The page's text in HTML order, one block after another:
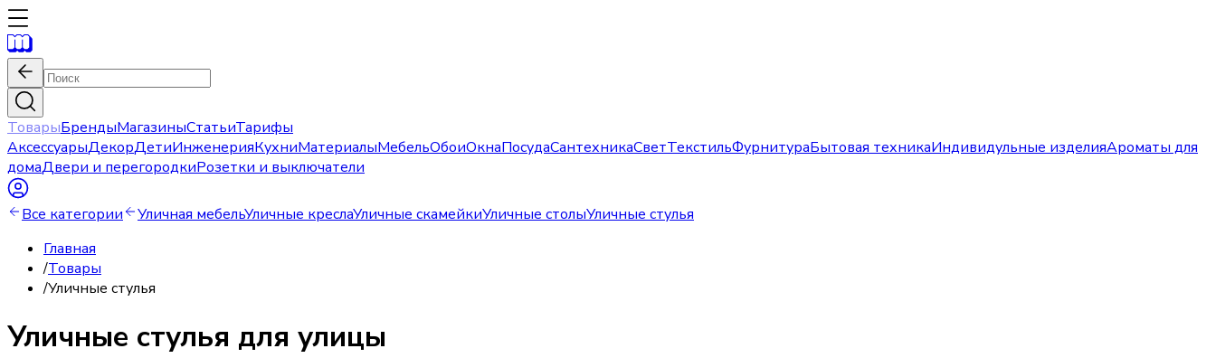
ТоварыБрендыМагазиныСтатьиТарифы
АксессуарыДекорДетиИнженерияКухниМатериалыМебельОбоиОкнаПосудаСантехникаСветТекстильФурнитураБытовая техникаИндивидульные изделияАроматы для
домаДвери и перегородкиРозетки и выключатели
Все категории Уличная мебельУличные креслаУличные скамейкиУличные столыУличные стулья
Главная
/Товары
/Уличные стулья
Уличные стулья для улицы